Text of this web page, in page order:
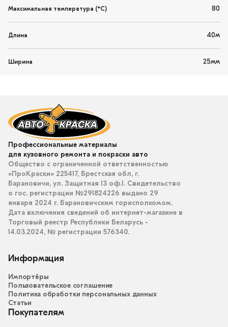
Максимальная температура (°С) 80
Длина 40м
Ширина 25мм
Профессиональные материалы
для кузовного ремонта и покраски авто
Общество с ограниченной ответственностью
«ПроКраски» 225417, Брестская обл, г.
Барановичи, ул. Защитная 13 оф.1. Свидетельство
о гос. регистрации №291824226 выдано 29
января 2024 г. Барановичским горисполкомом.
Дата включения сведений об интернет-магазине в
Торговый реестр Республики Беларусь -
14.03.2024, № регистрации 576340.
Информация
Импортёры
Пользовательское соглашение
Политика обработки персональных данных
Статьи
Покупателям